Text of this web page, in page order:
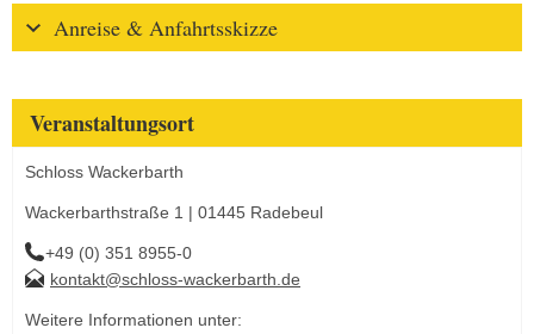
Anreise & Anfahrtsskizze
Veranstaltungsort
Schloss Wackerbarth
Wackerbarthstraße 1 | 01445 Radebeul
+49 (0) 351 8955-0
kontakt@schloss-wackerbarth.de
Weitere Informationen unter: